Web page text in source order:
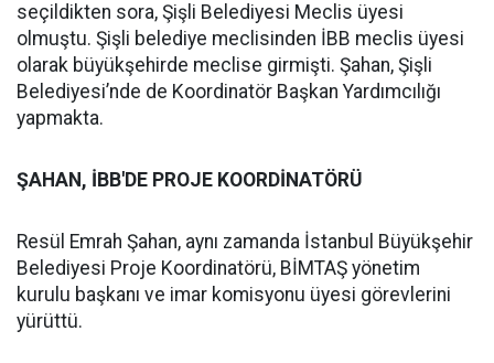
seçildikten sora, Şişli Belediyesi Meclis üyesi
olmuştu. Şişli belediye meclisinden İBB meclis üyesi
olarak büyükşehirde meclise girmişti. Şahan, Şişli
Belediyesi’nde de Koordinatör Başkan Yardımcılığı
yapmakta.
ŞAHAN, İBB'DE PROJE KOORDİNATÖRÜ
Resül Emrah Şahan, aynı zamanda İstanbul Büyükşehir
Belediyesi Proje Koordinatörü, BİMTAŞ yönetim
kurulu başkanı ve imar komisyonu üyesi görevlerini
yürüttü.